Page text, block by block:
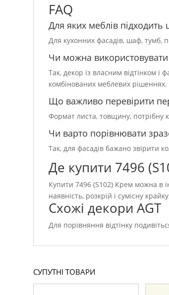
FAQ
Для яких меблів
Для кухонних фасадів, шаф, тумб,
Чи можна використовувати
Так, декор із власним відтінком
комбінованих меблевих рішеннях.
Що важливо перевірити
Формат листа, товщину, потрібну
Чи варто порівнювати
Так, для фасадів бажано звірити
Де купити 7496
Купити 7496 (S102) Крем можна в
наявність, розкрій і сумісну
Схожі декори AGT
Для порівняння відтінку
СУПУТНІ ТОВАРИ